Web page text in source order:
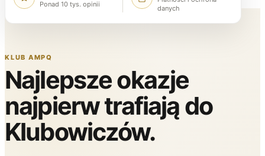
Ponad 10 tys. opinii
danych
KLUB AMPQ
Najlepsze okazje
najpierw trafiają do
Klubowiczów.